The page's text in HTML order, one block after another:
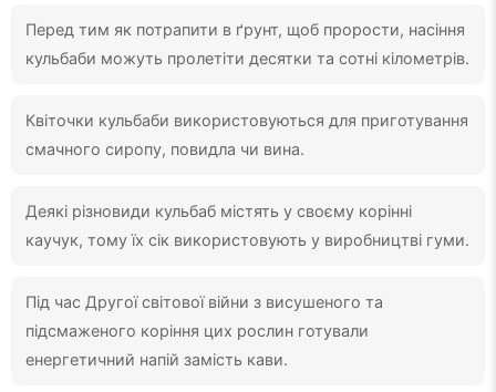
Перед тим як потрапити в ґрунт, щоб прорости, насіння
кульбаби можуть пролетіти десятки та сотні кілометрів.
Квіточки кульбаби використовуються для приготування
смачного сиропу, повидла чи вина.
Деякі різновиди кульбаб містять у своєму корінні
каучук, тому їх сік використовують у виробництві гуми.
Під час Другої світової війни з висушеного та
підсмаженого коріння цих рослин готували
енергетичний напій замість кави.